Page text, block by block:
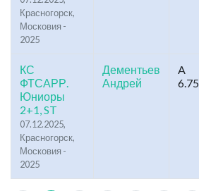
Красногорск,
Московия -
2025
КС
ФТСАРР.
Юниоры
2+1, ST
07.12.2025,
Красногорск,
Московия -
2025
Дементьев
Андрей
A
6.75